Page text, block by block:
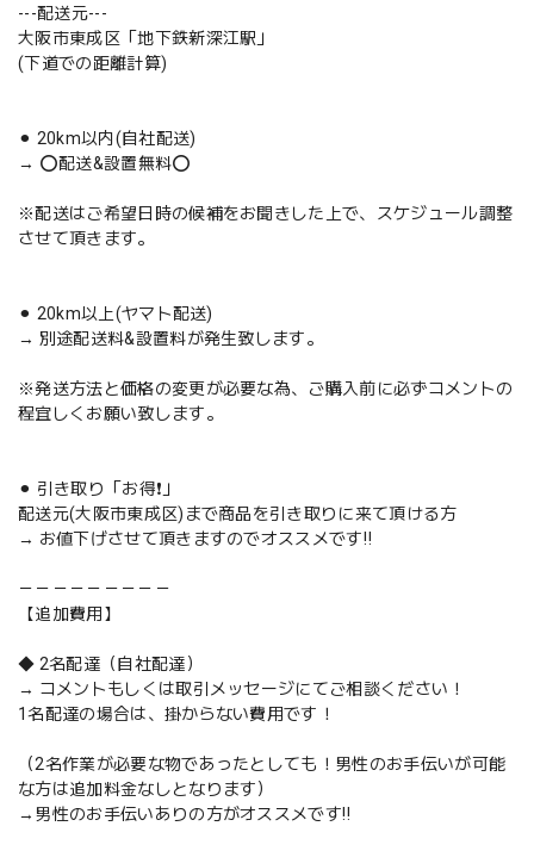
---配送元---
大阪市東成区「地下鉄新深江駅」
(下道での距離計算)
⚫︎ 20km以内(自社配送)
→ ⭕️配送&設置無料⭕️
※配送はご希望日時の候補をお聞きした上で、スケジュール調整
させて頂きます。
⚫︎ 20km以上(ヤマト配送)
→ 別途配送料&設置料が発生致します。
※発送方法と価格の変更が必要な為、ご購入前に必ずコメントの
程宜しくお願い致します。
⚫︎ 引き取り「お得❗️」
配送元(大阪市東成区)まで商品を引き取りに来て頂ける方
→ お値下げさせて頂きますのでオススメです‼️
－－－－－－－－－
【追加費用】
◆ 2名配達（自社配達）
→ コメントもしくは取引メッセージにてご相談ください！
1名配達の場合は、掛からない費用です！
（2名作業が必要な物であったとしても！男性のお手伝いが可能
な方は追加料金なしとなります）
→男性のお手伝いありの方がオススメです‼️